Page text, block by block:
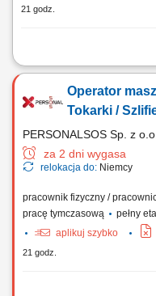
21 godz.
Twoje codzienne zadania
zamówienia na metalowe rury
Umieszczaj produkty stalowe
Operator
Tokarki /
PERSONALSOS Sp. z o.o.
za 2 dni wygasa
relokacja do: Niemcy
pracownik fizyczny /
pracę tymczasową
pełny
aplikuj szybko
21 godz.